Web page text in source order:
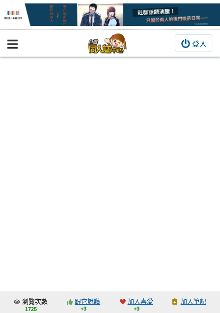
登入
BOOKY書集倉庫
交流中心
瀏覽次數
1725
跟它說讚
+3
加入喜愛
+3
加入筆記